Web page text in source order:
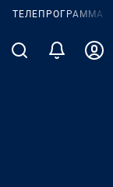
ТЕЛЕПРОГРАММА